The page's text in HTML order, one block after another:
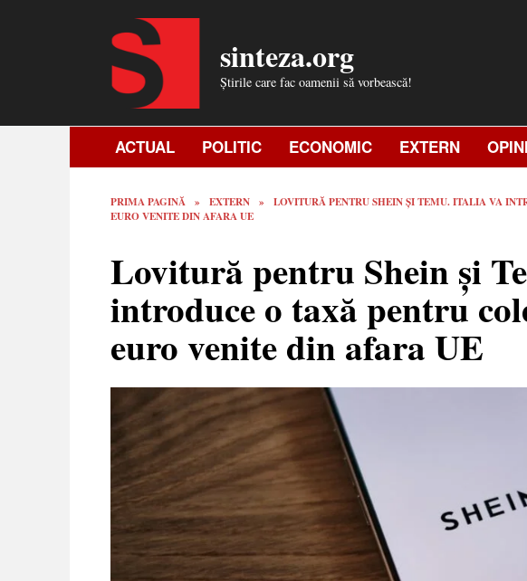
sinteza.org
Știrile care fac oamenii să vorbească!
ACTUAL POLITIC ECONOMIC EXTERN
PRIMA PAGINĂ » EXTERN »
LOVITURĂ PENTRU SHEIN ȘI TEMU. ITALIA VA
EURO VENITE DIN AFARA UE
Lovitură pentru Shein și
introduce o taxă pentru
euro venite din afara UE